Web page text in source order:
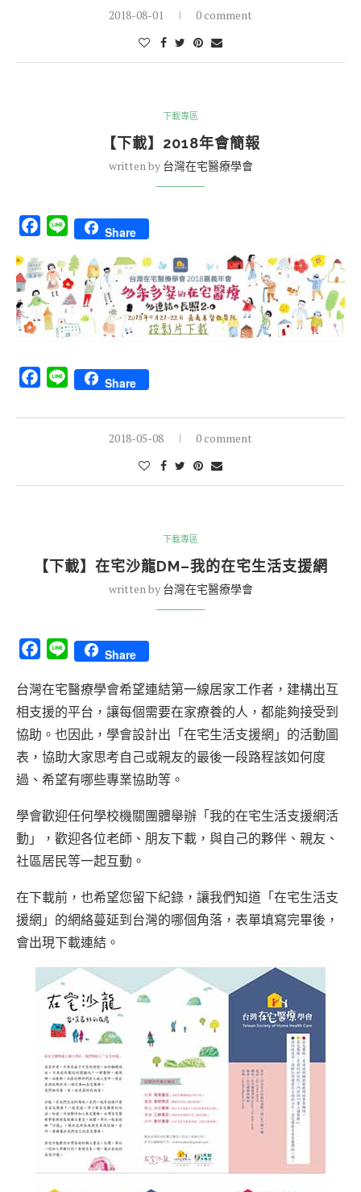
2018-08-01 0 comment
下載專區
【下載】2018年會簡報
written by 台灣在宅醫療學會
Facebook
Line Share
Facebook
Line Share
2018-05-08 0 comment
下載專區
【下載】在宅沙龍DM–我的在宅生活支援網
written by 台灣在宅醫療學會
Facebook
Line Share
台灣在宅醫療學會希望連結第一線居家工作者，建構出互
相支援的平台，讓每個需要在家療養的人，都能夠接受到
協助。也因此，學會設計出「在宅生活支援網」的活動圖
表，協助大家思考自己或親友的最後一段路程該如何度
過、希望有哪些專業協助等。
學會歡迎任何學校機關團體舉辦「我的在宅生活支援網活
動」，歡迎各位老師、朋友下載，與自己的夥伴、親友、
社區居民等一起互動。
在下載前，也希望您留下紀錄，讓我們知道「在宅生活支
援網」的網絡蔓延到台灣的哪個角落，表單填寫完畢後，
會出現下載連結。